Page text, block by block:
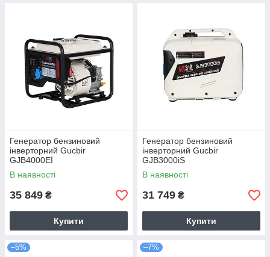
Генератор бензиновий
інверторний Gucbir
GJB4000Eİ
В наявності
35 849 ₴
Купити
Генератор бензиновий
інверторний Gucbir
GJB3000iS
В наявності
31 749 ₴
Купити
–5% –7%